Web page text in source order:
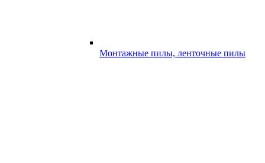
Монтажные пилы, ленточные пилы